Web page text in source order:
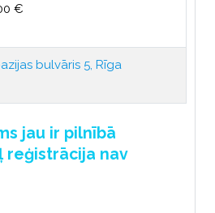
€
bulvāris 5, Rīga
jau ir pilnībā
reģistrācija nav